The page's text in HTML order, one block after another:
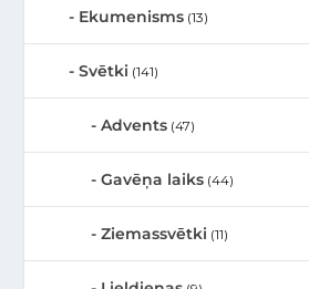
Ekumenisms (13)
Svētki (141)
Advents (47)
Gavēņa laiks (44)
Ziemassvētki (11)